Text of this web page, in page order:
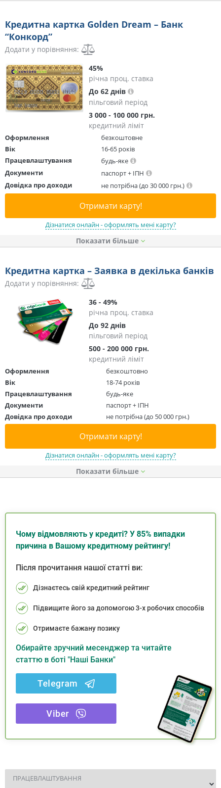
Кредитна картка Golden Dream – Банк
“Конкорд”
Додати у порівняння:
45%
річна проц. ставка
До 62 днів
пільговий період
3 000 - 100 000 грн.
кредитний ліміт
Оформлення
безкоштовне
Вік
16-65 років
Працевлаштування
будь-яке
Документи
паспорт + ІПН
Довідка про доходи
не потрібна (до 30 000 грн.)
Отримати карту!
Дізнатися онлайн - оформлять мені карту?
Показати
Кредитна картка – Заявка в декілька банків
Додати у порівняння:
36 - 49%
річна проц. ставка
До 92 днів
пільговий період
500 - 200 000 грн.
кредитний ліміт
Оформлення
безкоштовно
Вік
18-74 років
Працевлаштування
будь-яке
Документи
паспорт + ІПН
Довідка про доходи
не потрібна (до 50 000 грн.)
Отримати карту!
Дізнатися онлайн - оформлять мені карту?
Показати
Чому відмовляють у кредиті? У 85% випадки
причина в Вашому кредитному рейтингу!
Після прочитання нашої статті ви:
Дізнаєтесь свій кредитний рейтинг
Підвищите його за допомогою 3-х робочих способів
Отримаєте бажану позику
Обирайте зручний месенджер та читайте
статтю в боті "Наші Банки"
Telegram
Viber
ПРАЦЕВЛАШТУВАННЯ